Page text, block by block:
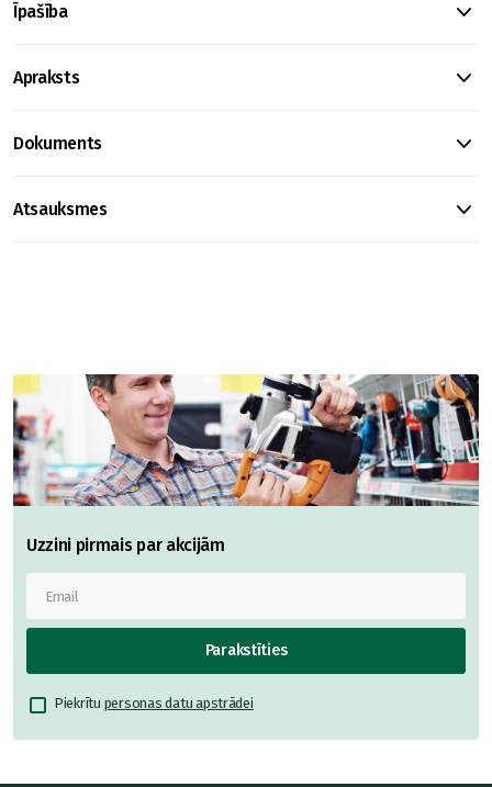
Īpašība
Apraksts
Dokuments
Atsauksmes
Uzzini pirmais par akcijām
Parakstīties
Piekrītu personas datu apstrādei